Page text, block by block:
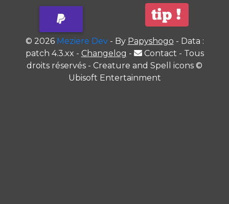
© 2026 Meziere Dev- By Papyshogo - Data :
patch 4.3.xx - Changelog - Contact - Tous
droits réservés - Creature and Spell icons ©
Ubisoft Entertainment